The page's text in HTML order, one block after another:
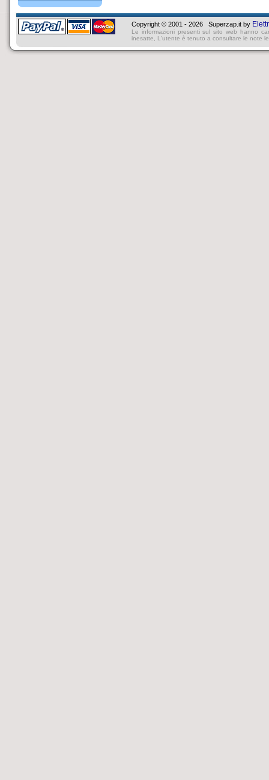
Copyright © 2001 - 2026 Superzap.it by
Le informazioni presenti sul sito web hanno
inesatte, L'utente è tenuto a consultare le note